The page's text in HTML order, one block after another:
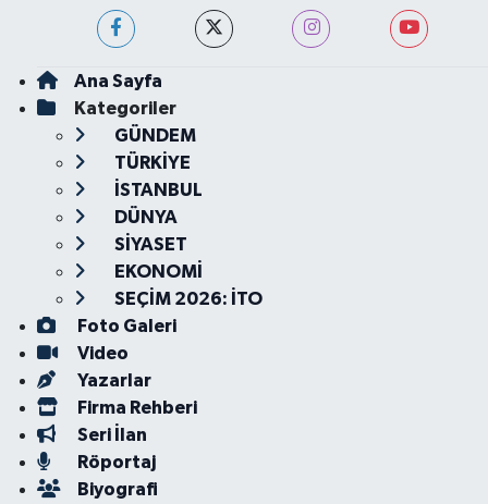
Ana Sayfa
Kategoriler
GÜNDEM
TÜRKİYE
İSTANBUL
DÜNYA
SİYASET
EKONOMİ
SEÇİM 2026: İTO
Foto Galeri
Video
Yazarlar
Firma Rehberi
Seri İlan
Röportaj
Biyografi